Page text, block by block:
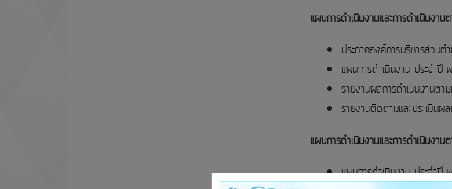
แผนการดำเนินงานและการดำเนินง
ประกาศองค์การบริหารส่วน
แผนการดำเนินงาน ประจำ
รายงานผลการดำเนินงาน
รายงานติดตามและประเ
แผนการดำเนินงานและการดำเนินง
แผนการดำเนินงาน ประจำ